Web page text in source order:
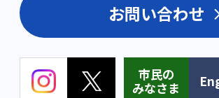
お問い合わせ
市民の
みなさま